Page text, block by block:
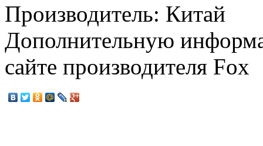
Производитель: Китай
Дополнительную
сайте производителя Fox